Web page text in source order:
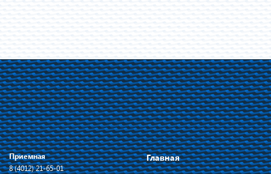
Приемная
8 (4012) 21-65-01
Главная